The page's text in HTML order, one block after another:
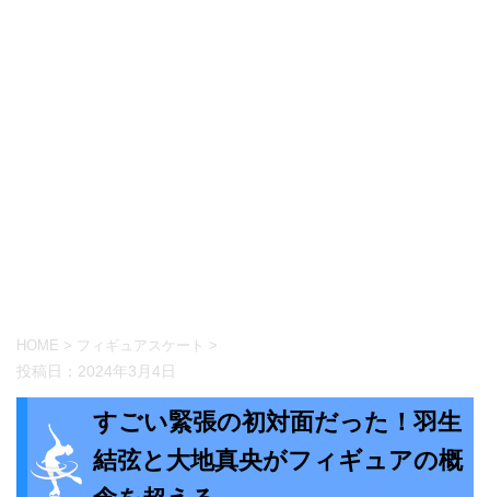
HOME > フィギュアスケート >
投稿日： 2024年3月4日
すごい緊張の初対面だった！羽生
結弦と大地真央がフィギュアの概